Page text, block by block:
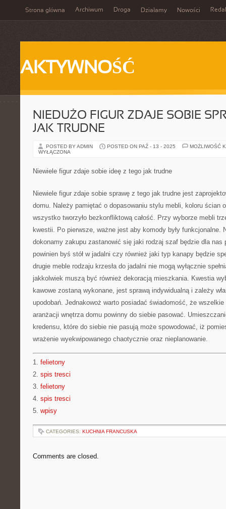
Strona główna Archiwum Droga Działamy Nowości
AKTYWNOŚĆ
NIEDUŻO FIGUR ZDAJE SOBIE
JAK TRUDNE
POSTED BY ADMIN POSTED ON PAŹ - 13 - 2025
MOŻLIWOŚĆ
WYŁĄCZONA
Niewiele figur zdaje sobie ideę z tego jak trudne
Niewiele figur zdaje sobie sprawę z tego jak trudne jest
domu. Należy pamiętać o dopasowaniu stylu mebli, koloru ścian
wszystko tworzyło bezkonfliktową całość. Przy wyborze mebli
kwestii. Po pierwsze, ważne jest aby komody były funkcjonalne.
dokonamy zakupu zastanowić się jaki rodzaj szaf będzie dla nas
powinien byś stół w jadalni czy również jaki typ kanapy będzie
drugie meble rodzaju krzesła do jadalni nie mogą wyłącznie
jakkolwiek muszą być również dekoracją mieszkania. Kwestia
kawowe zostaną wykonane, jest sprawą indywidualną i zależy
upodobań. Jednakowoż warto posiadać świadomość, że
aranżacji wnętrza domu powinny do siebie pasować.
kredensu, które do siebie nie pasują może spowodować, iż
wrażenie wyekwipowanego chaotycznie oraz nieplanowanie.
1. felietony
2. spis tresci
3. felietony
4. spis tresci
5. wpisy
CATEGORIES: KUCHNIA FRANCUSKA
Comments are closed.